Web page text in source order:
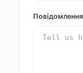
Повідомлення